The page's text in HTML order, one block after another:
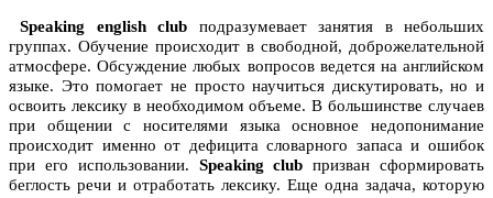
Speaking english club подразумевает занятия в небольших
группах. Обучение происходит в свободной, доброжелательной
атмосфере. Обсуждение любых вопросов ведется на английском
языке. Это помогает не просто научиться дискутировать, но и
освоить лексику в необходимом объеме. В большинстве случаев
при общении с носителями языка основное недопонимание
происходит именно от дефицита словарного запаса и ошибок
при его использовании. Speaking club призван сформировать
беглость речи и отработать лексику. Еще одна задача, которую